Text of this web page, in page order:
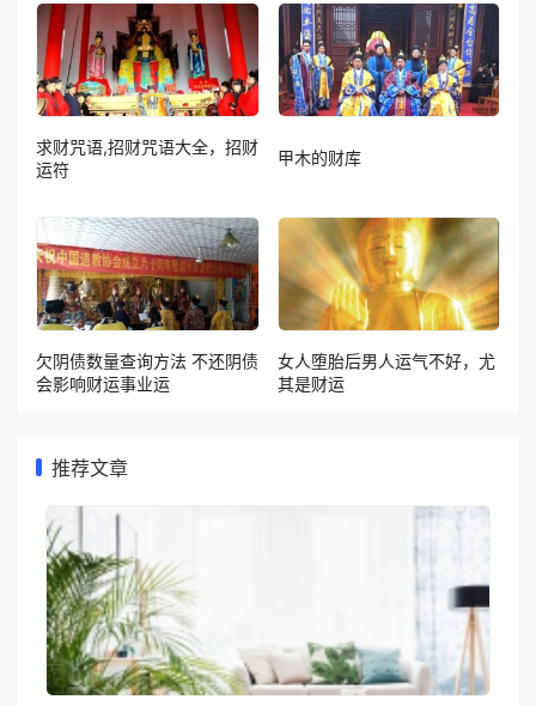
求财咒语,招财咒语大全，招财
运符
甲木的财库
欠阴债数量查询方法 不还阴债
会影响财运事业运
女人堕胎后男人运气不好，尤
其是财运
推荐文章